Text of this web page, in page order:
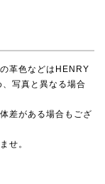
革色などはHENRY
写真と異なる場合
差がある場合もござ
せ。